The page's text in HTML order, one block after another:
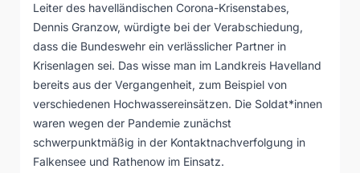
Leiter des havelländischen Corona-Krisenstabes,
Dennis Granzow, würdigte bei der Verabschiedung,
dass die Bundeswehr ein verlässlicher Partner in
Krisenlagen sei. Das wisse man im Landkreis Havelland
bereits aus der Vergangenheit, zum Beispiel von
verschiedenen Hochwassereinsätzen. Die Soldat*innen
waren wegen der Pandemie zunächst
schwerpunktmäßig in der Kontaktnachverfolgung in
Falkensee und Rathenow im Einsatz.